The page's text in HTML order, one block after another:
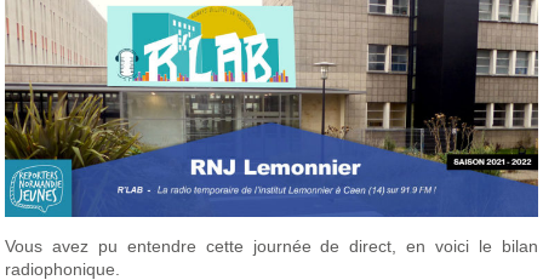
Vous avez pu entendre cette journée de direct, en voici le bilan
radiophonique.